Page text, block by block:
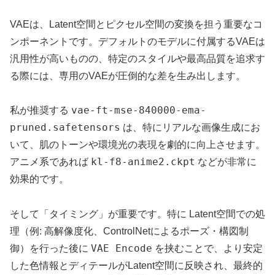
VAEは、Latent空間とピクセル空間の変換を担う重要なコ
ンポーネントです。デフォルトのモデルに付属するVAEは
汎用性が高いものの、特定のスタイルや最高品質を追求す
る際には、専用のVAEが圧倒的な差を生み出します。
私が推奨する vae-ft-mse-840000-ema-
pruned.safetensors は、特にリアルな画像生成にお
いて、肌のトーンや環境光の表現を劇的に向上させます。
アニメ系であれば kl-f8-anime2.ckpt などが非常に
効果的です。
そして「タイミング」が重要です。特に Latent空間での処
理（例: 高解像度化、ControlNetによるポーズ・構図制
御）を行った後に VAE Encode を挟むことで、より安定
した色情報とディテールがLatent空間に反映され、最終的